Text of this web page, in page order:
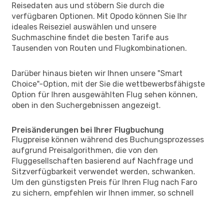
Reisedaten aus und stöbern Sie durch die
verfügbaren Optionen. Mit Opodo können Sie Ihr
ideales Reiseziel auswählen und unsere
Suchmaschine findet die besten Tarife aus
Tausenden von Routen und Flugkombinationen.
Darüber hinaus bieten wir Ihnen unsere "Smart
Choice"-Option, mit der Sie die wettbewerbsfähigste
Option für Ihren ausgewählten Flug sehen können,
oben in den Suchergebnissen angezeigt.
Preisänderungen bei Ihrer Flugbuchung
Flugpreise können während des Buchungsprozesses
aufgrund Preisalgorithmen, die von den
Fluggesellschaften basierend auf Nachfrage und
Sitzverfügbarkeit verwendet werden, schwanken.
Um den günstigsten Preis für Ihren Flug nach Faro
zu sichern, empfehlen wir Ihnen immer, so schnell